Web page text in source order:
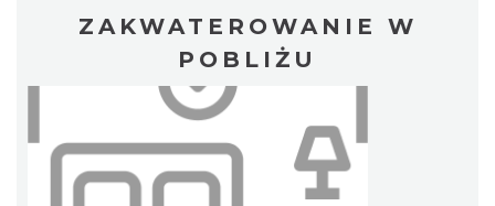
ZAKWATEROWANIE W
POBLIŻU